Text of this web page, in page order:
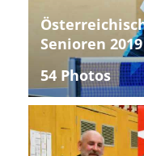
Senioren 2019
54 Photos